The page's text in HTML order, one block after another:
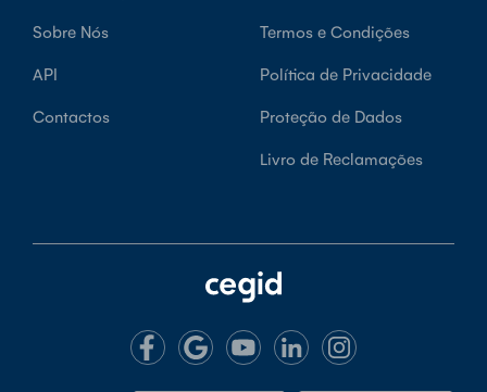
Sobre Nós
API
Contactos
Termos e Condições
Política de Privacidade
Proteção de Dados
Livro de Reclamações